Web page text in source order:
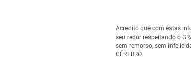
Acredito que com estas
seu redor respeitando o
sem remorso, sem
CÉREBRO.